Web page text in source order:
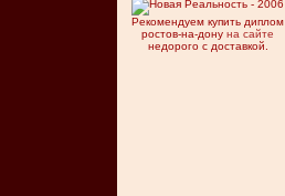
Рекомендуем купить диплом
ростов-на-дону на сайте
недорого с доставкой.